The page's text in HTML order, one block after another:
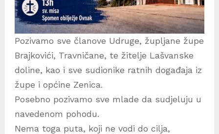
Pozivamo sve članove Udruge, župljane župe
Brajkovići, Travničane, te žitelje Lašvanske
doline, kao i sve sudionike ratnih događaja iz
župe i općine Zenica.
Posebno pozivamo sve mlade da sudjeluju u
navedenom pohodu.
Nema toga puta, koji ne vodi do cilja,